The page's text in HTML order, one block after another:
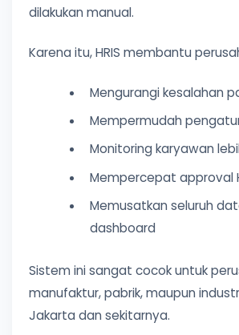
dilakukan manual.
Karena itu, HRIS membantu
Mengurangi kesalahan
Mempermudah
Monitoring karyawan
Mempercepat approval
Memusatkan seluruh
dashboard
Sistem ini sangat cocok untuk
manufaktur, pabrik, maupun
Jakarta dan sekitarnya.